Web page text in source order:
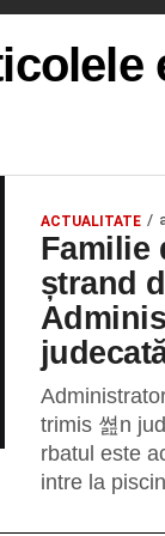
ACTUALITATE
Familie
ștrand
trimis 쎮n
rbatul este
intre la